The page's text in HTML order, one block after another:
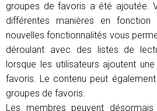
groupes de favoris a été ajoutée.
différentes manières en
nouvelles fonctionnalités vous
déroulant avec des listes de
lorsque les utilisateurs ajoutent
favoris. Le contenu peut
groupes de favoris.
Les membres peuvent